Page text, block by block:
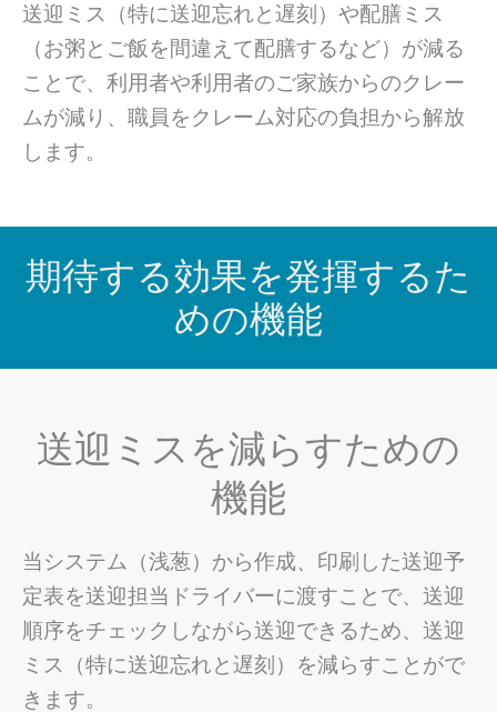
送迎ミス（特に送迎忘れと遅刻）や配膳ミス
（お粥とご飯を間違えて配膳するなど）が減る
ことで、利用者や利用者のご家族からのクレー
ムが減り 、職員をクレーム対応の負担から解放
します。
期待する効果を発揮するた
めの機能
送迎ミスを減らすための
機能
当システム（浅葱）から作成、印刷した送迎予
定表を送迎担当ドライバーに渡すことで、送迎
順序をチェックしながら送迎できるため、送迎
ミス（特に送迎忘れと遅刻）を減らすことがで
きます。